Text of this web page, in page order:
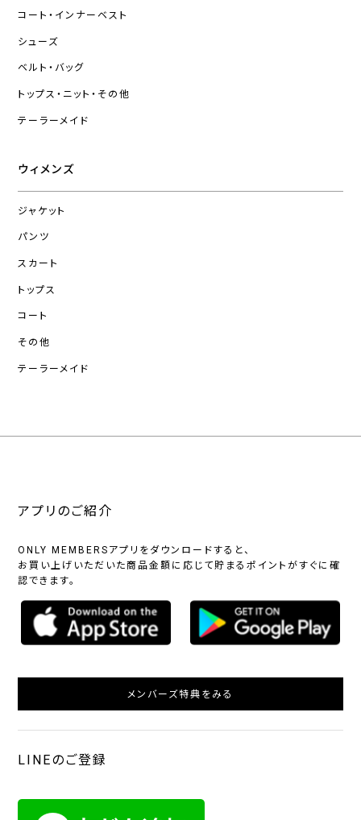
コート・インナーベスト
シューズ
ベルト・バッグ
トップス・ニット・その他
テーラーメイド
ウィメンズ
ジャケット
パンツ
スカート
トップス
コート
その他
テーラーメイド
アプリのご紹介
ONLY MEMBERSアプリをダウンロードすると、
お買い上げいただいた商品金額に応じて貯まるポイントがすぐに確
認できます。
メンバーズ特典をみる
LINEのご登録